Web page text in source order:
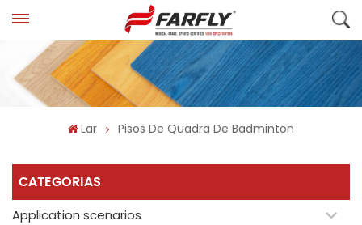
Lar Pisos De Quadra De Badminton
CATEGORIAS
Application scenarios